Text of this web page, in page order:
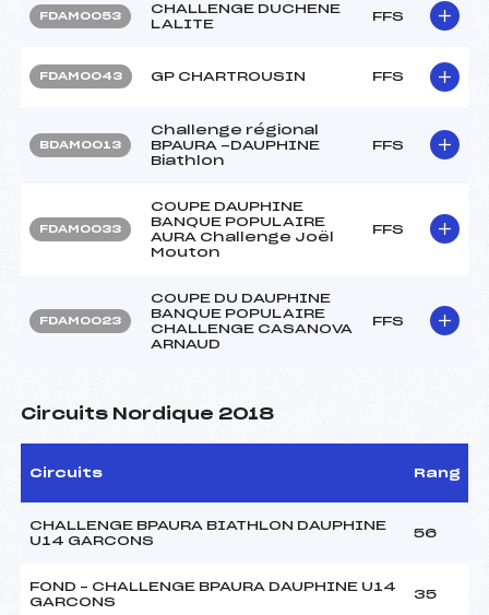
FDAM0053
CHALLENGE DUCHENE
LALITE
FFS
FDAM0043 GP CHARTROUSIN FFS
BDAM0013
Challenge régional
BPAURA -DAUPHINE
Biathlon
FFS
FDAM0033
COUPE DAUPHINE
BANQUE POPULAIRE
AURA Challenge Joël
Mouton
FFS
FDAM0023
COUPE DU DAUPHINE
BANQUE POPULAIRE
CHALLENGE CASANOVA
ARNAUD
FFS
Circuits Nordique 2018
Circuits Rang
CHALLENGE BPAURA BIATHLON DAUPHINE
U14 GARCONS
56
FOND – CHALLENGE BPAURA DAUPHINE U14
GARCONS
35